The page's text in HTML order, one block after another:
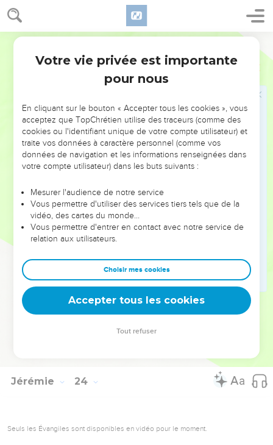
Jérémie 23
Et si ce peuple, ou le prophète, ou un sacrificateur
t'interroge, et te dit : Quelle est la menace de l'Éternel ? tu
leur diras : Quelle est la menace ? C'est que je vous
Et quant au prophète, au sacrificateur, et à l'homme du
peuple qui dira : "Menace de l'Éternel", je punirai cet
Vous direz ainsi, chacun à son prochain et chacun à son
frère : "Qu'a répondu l'Éternel, et qu'a prononcé l'Éternel ?"
Et vous ne parlerez plus de la menace de l'Éternel ; car la
parole de chacun sera sa menace, et vous pervertissez les
Tu diras ainsi au prophète : Que t'a répondu l'Éternel, ou
qu'a prononcé l'Éternel ?
Et si vous dites : "La menace de l'Éternel" ; à cause de cela,
a dit l'Éternel, parce que vous dites cette parole : "La menace
de l'Éternel", et que j'ai envoyé vers vous pour vous dire : Ne
dites pas : "La menace de l'Éternel",
A cause de cela, je vous oublierai entièrement, et je
rejetterai de ma présence et vous et la ville que j'ai donnée à
Jérémie 24
Seuls les Évangiles sont disponibles en vidéo pour le moment.
Votre vie privée est importante
pour nous
En cliquant sur le bouton « Accepter tous les cookies », vous
acceptez que TopChrétien utilise des traceurs (comme des
cookies ou l'identifiant unique de votre compte utilisateur) et
traite vos données à caractère personnel (comme vos
données de navigation et les informations renseignées dans
votre compte utilisateur) dans les buts suivants :
Mesurer l'audience de notre service
Vous permettre d'utiliser des services tiers tels que de la
vidéo, des cartes du monde…
Vous permettre d'entrer en contact avec notre service de
relation aux utilisateurs.
Choisir mes cookies
Accepter tous les cookies
Tout refuser